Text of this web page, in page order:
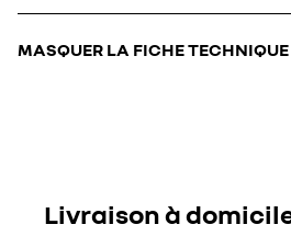
MASQUER LA FICHE TECHNIQUE
Livraison à